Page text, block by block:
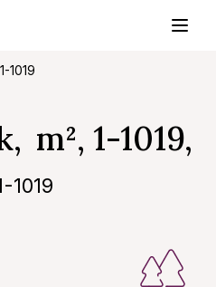
1-1019
m², 1-1019,
1019